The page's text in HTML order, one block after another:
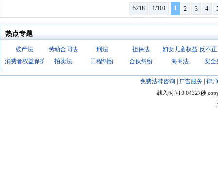
5218 1/100 1 2 3 4
热点专题
破产法 劳动合同法 刑法 担保法 妇女儿童权益 反不
消费者权益保护法
拍卖法 工程纠纷 合伙纠纷 海商法 安全
免费法律咨询 广告服务| 律
载入时间:0.04327秒